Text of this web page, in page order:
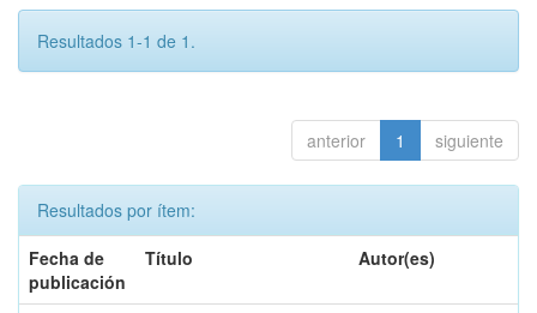
Resultados 1-1 de 1.
anterior 1 siguiente
Resultados por ítem:
Fecha de
publicación
Título Autor(es)